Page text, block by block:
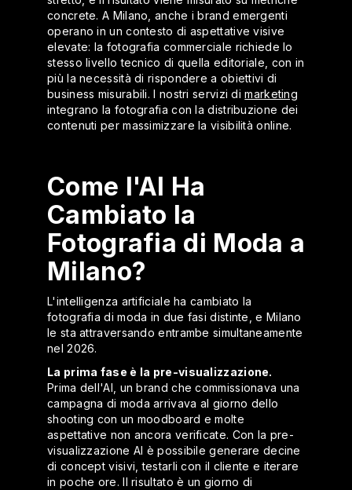
concrete. A Milano, anche i brand emergenti
operano in un contesto di aspettative visive
elevate: la fotografia commerciale richiede lo
stesso livello tecnico di quella editoriale, con in
più la necessità di rispondere a obiettivi di
business misurabili. I nostri servizi dimarketing
integrano la fotografia con la distribuzione dei
contenuti per massimizzare la visibilità online.
Come l'AI Ha
Cambiato la
Fotografia di Moda a
Milano?
L'intelligenza artificiale ha cambiato la
fotografia di moda in due fasi distinte, e Milano
le sta attraversando entrambe simultaneamente
nel 2026.
La prima fase è la pre-visualizzazione.
Prima dell'AI, un brand che commissionava una
campagna di moda arrivava al giorno dello
shooting con un moodboard e molte
aspettative non ancora verificate. Con la pre-
visualizzazione AI è possibile generare decine
di concept visivi, testarli con il cliente e iterare
in poche ore. Il risultato è un giorno di